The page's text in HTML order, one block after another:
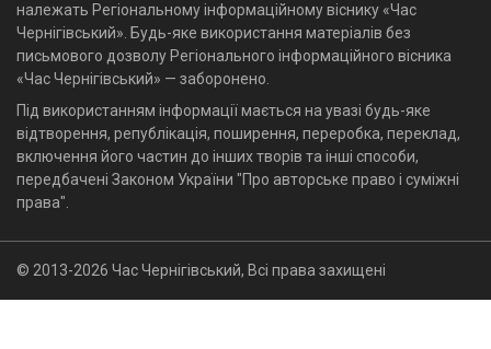
належать Регіональному інформаційному віснику «Час
Чернігівський». Будь-яке використання матеріалів без
письмового дозволу Регіонального інформаційного вісника
«Час Чернігівський» — заборонено.
Під використанням інформації мається на увазі будь-яке
відтворення, републікація, поширення, переробка, переклад,
включення його частин до інших творів та інші способи,
передбачені Законом України "Про авторське право і суміжні
права".
© 2013-2026 Час Чернігівський, Всі права захищені